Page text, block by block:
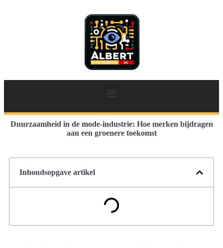
Duurzaamheid in de mode-industrie: Hoe merken bijdragen
aan een groenere toekomst
Inhoudsopgave artikel